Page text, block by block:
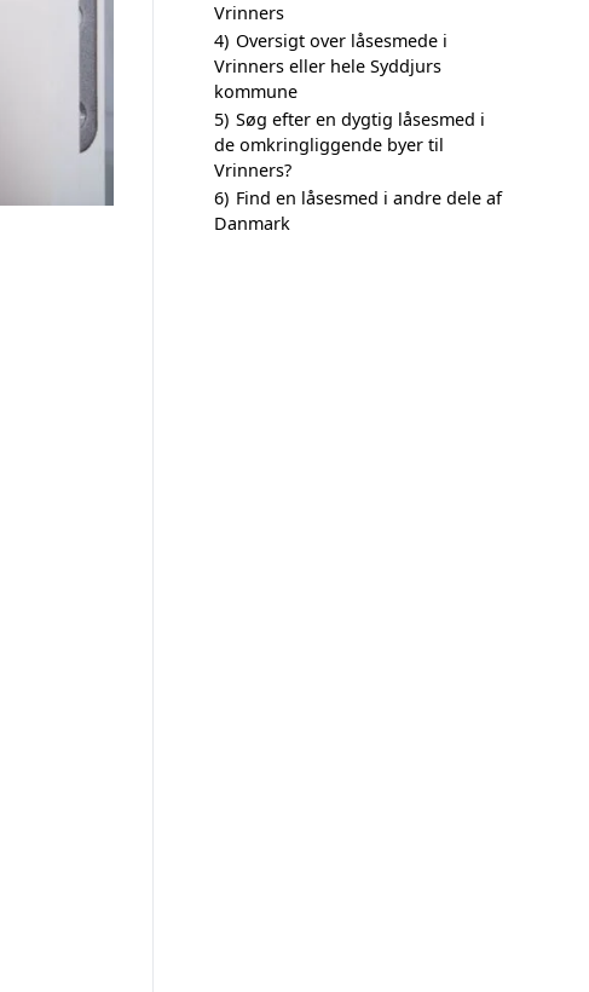
Vrinners
4) Oversigt over låsesmede i
Vrinners eller hele Syddjurs
kommune
5) Søg efter en dygtig låsesmed i
de omkringliggende byer til
Vrinners?
6) Find en låsesmed i andre dele af
Danmark